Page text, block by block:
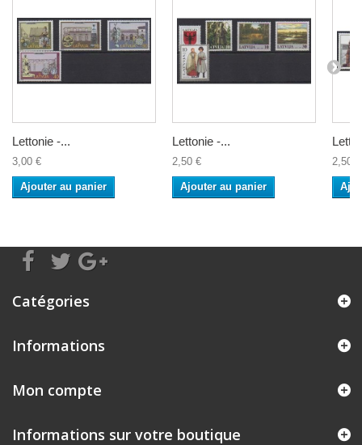
Lettonie -...
3,00 €
Ajouter au panier
Lettonie -...
2,50 €
Ajouter au panier
2,50 €
Catégories
Informations
Mon compte
Informations sur votre boutique